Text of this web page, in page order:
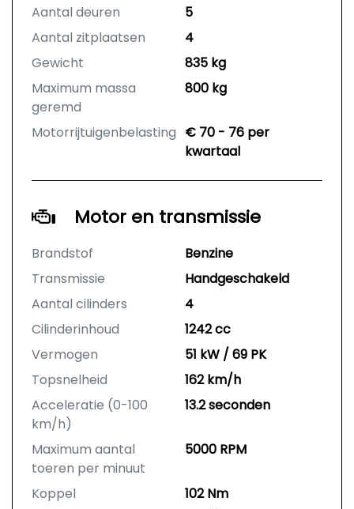
Aantal deuren
5
Aantal zitplaatsen
4
Gewicht
835 kg
Maximum massa
geremd
800 kg
Motorrijtuigenbelasting € 70 - 76 per
kwartaal
Motor en transmissie
Brandstof
Benzine
Transmissie
Handgeschakeld
Aantal cilinders
4
Cilinderinhoud
1242 cc
Vermogen
51 kW / 69 PK
Topsnelheid
162 km/h
Acceleratie (0-100
km/h)
13.2 seconden
Maximum aantal
toeren per minuut
5000 RPM
Koppel
102 Nm